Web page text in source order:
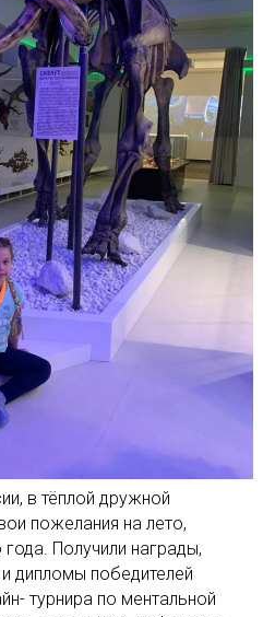
в тёплой дружной
пожелания на лето,
Получили награды,
дипломы победителей
турнира по ментальной